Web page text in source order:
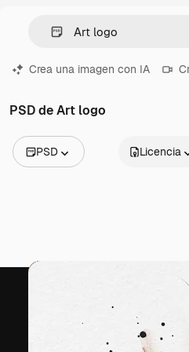
Crea una imagen con IA
PSD de Art logo
PSD
Vídeos
Plantillas de vídeos
Licencia